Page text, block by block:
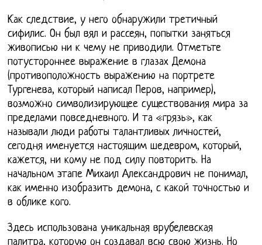
Как следствие, у него обнаружили третичный
сифилис. Он был вял и рассеян, попытки заняться
живописью ни к чему не приводили. Отметьте
потустороннее выражение в глазах Демона
(противоположность выражению на портрете
Тургенева, который написал Перов, например),
возможно символизирующее существования мира за
пределами повседневного. И та «грязь», как
называли люди работы талантливых личностей,
сегодня именуется настоящим шедевром, который,
кажется, ни кому не под силу повторить. На
начальном этапе Михаил Александрович не понимал,
как именно изобразить демона, с какой точностью и
в облике кого.
Здесь использована уникальная врубелевская